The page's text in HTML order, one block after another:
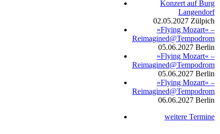
Konzert auf Burg
Langendorf
02.05.2027 Zülpich
»Flying Mozart« –
Reimagined@Tempodrom
05.06.2027 Berlin
»Flying Mozart« –
Reimagined@Tempodrom
05.06.2027 Berlin
»Flying Mozart« –
Reimagined@Tempodrom
06.06.2027 Berlin
weitere Termine